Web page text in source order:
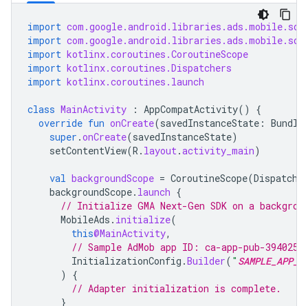
import
import
import kotlinx.coroutines.CoroutineScope
import kotlinx.coroutines.Dispatchers
import kotlinx.coroutines.launch
class MainActivity : AppCompatActivity()
{
override fun onCreate(savedInstanceState :
super .onCreate(savedInstanceState)
setContentView(R . layout.activity_main)
val backgroundScope = CoroutineScope(
backgroundScope. launch {
// Initialize GMA Next-Gen SDK on a
MobileAds . initialize(
this@MainActivity,
// Sample AdMob app ID: ca-app-pub-
InitializationConfig .Builder( "
)
{
// Adapter initialization is complete.
}